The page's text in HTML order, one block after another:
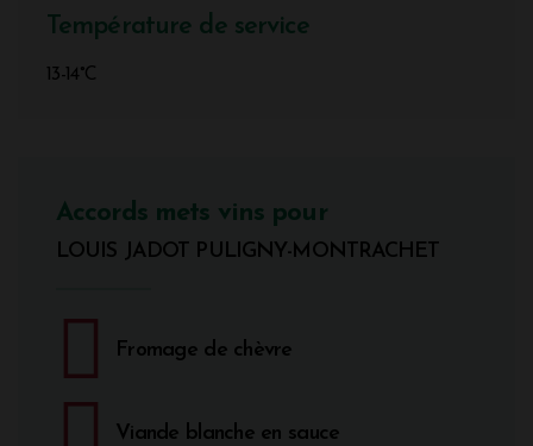
Température de service
13-14°C
Accords mets vins pour
LOUIS JADOT PULIGNY-MONTRACHET
Fromage de chèvre
Viande blanche en sauce